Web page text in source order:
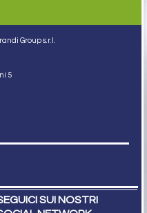
Group s.r.l.
5
SUI NOSTRI